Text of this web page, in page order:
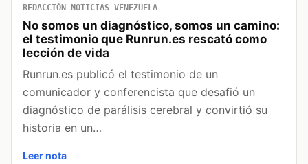
REDACCIÓN NOTICIAS VENEZUELA
No somos un diagnóstico, somos un camino:
el testimonio que Runrun.es rescató como
lección de vida
Runrun.es publicó el testimonio de un
comunicador y conferencista que desafió un
diagnóstico de parálisis cerebral y convirtió su
historia en un…
Leer nota